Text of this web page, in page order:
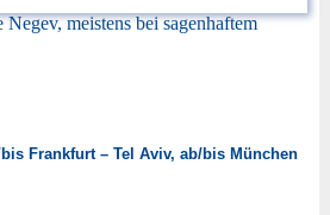
meistens bei sagenhaftem
Frankfurt – Tel Aviv, ab/bis München